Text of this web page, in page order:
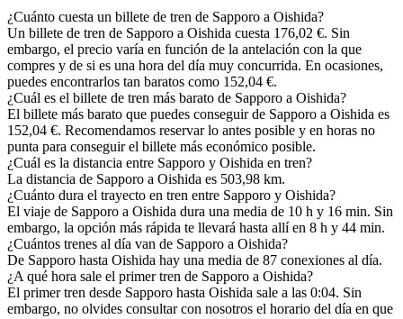
¿Cuánto cuesta un billete de tren de Sapporo a Oishida?
Un billete de tren de Sapporo a Oishida cuesta 176,02 €. Sin
embargo, el precio varía en función de la antelación con la que
compres y de si es una hora del día muy concurrida. En ocasiones,
puedes encontrarlos tan baratos como 152,04 €.
¿Cuál es el billete de tren más barato de Sapporo a Oishida?
El billete más barato que puedes conseguir de Sapporo a Oishida es
152,04 €. Recomendamos reservar lo antes posible y en horas no
punta para conseguir el billete más económico posible.
¿Cuál es la distancia entre Sapporo y Oishida en tren?
La distancia de Sapporo a Oishida es 503,98 km.
¿Cuánto dura el trayecto en tren entre Sapporo y Oishida?
El viaje de Sapporo a Oishida dura una media de 10 h y 16 min. Sin
embargo, la opción más rápida te llevará hasta allí en 8 h y 44 min.
¿Cuántos trenes al día van de Sapporo a Oishida?
De Sapporo hasta Oishida hay una media de 87 conexiones al día.
¿A qué hora sale el primer tren de Sapporo a Oishida?
El primer tren desde Sapporo hasta Oishida sale a las 0:04. Sin
embargo, no olvides consultar con nosotros el horario del día en que